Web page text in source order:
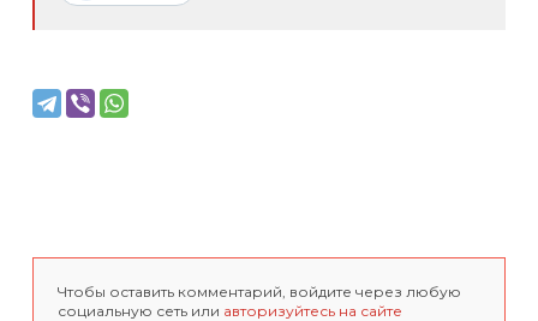
Чтобы оставить комментарий, войдите через любую
социальную сеть или авторизуйтесь на сайте